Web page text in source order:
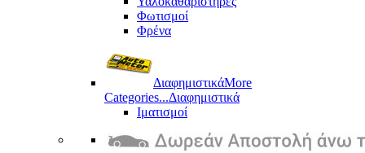
Φωτισμοί
Φρένα
ΔιαφημιστικάMore
Categories...Διαφημιστικά
Ιματισμοί